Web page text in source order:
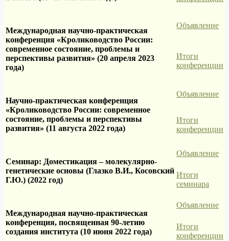
Международная научно-практическая
конференция «Кролиководство России:
современное состояние, проблемы и
перспективы развития» (20 апреля 2023
года)
Объявление
Итоги
конференции
Научно-практическая конференция
«Кролиководство России: современное
состояние, проблемы и перспективы
развития» (11 августа 2022 года)
Объявление
Итоги
конференции
Семинар: Доместикация – молекулярно-
генетические основы (Глазко В.И., Косовский
Г.Ю.) (2022 год)
Объявление
Итоги
семинара
Международная научно-практическая
конференция, посвященная 90-летию
создания института (10 июня 2022 года)
Объявление
Итоги
конференции